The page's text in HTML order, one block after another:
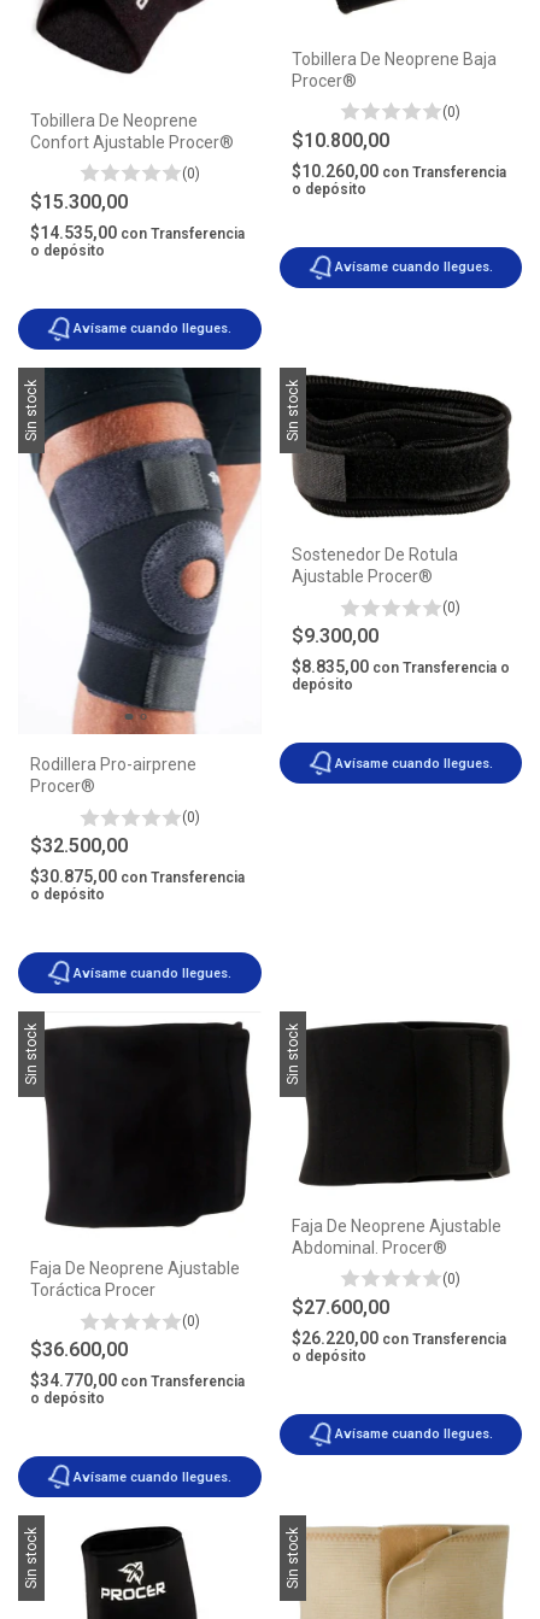
Tobillera De Neoprene
Confort Ajustable Procer®
(0)
$15.300,00
$14.535,00 con Transferencia
o depósito
Avísame cuando llegues.
Tobillera De Neoprene Baja
Procer®
(0)
$10.800,00
$10.260,00 con Transferencia
o depósito
Avísame cuando llegues.
Sin stock
Rodillera Pro-airprene
Procer®
(0)
$32.500,00
$30.875,00 con Transferencia
o depósito
Avísame cuando llegues.
Sin stock
Sostenedor De Rotula
Ajustable Procer®
(0)
$9.300,00
$8.835,00 con Transferencia o
depósito
Avísame cuando llegues.
Sin stock
Faja De Neoprene Ajustable
Toráctica Procer
(0)
$36.600,00
$34.770,00 con Transferencia
o depósito
Avísame cuando llegues.
Sin stock
Faja De Neoprene Ajustable
Abdominal. Procer®
(0)
$27.600,00
$26.220,00 con Transferencia
o depósito
Avísame cuando llegues.
Sin stock Sin stock